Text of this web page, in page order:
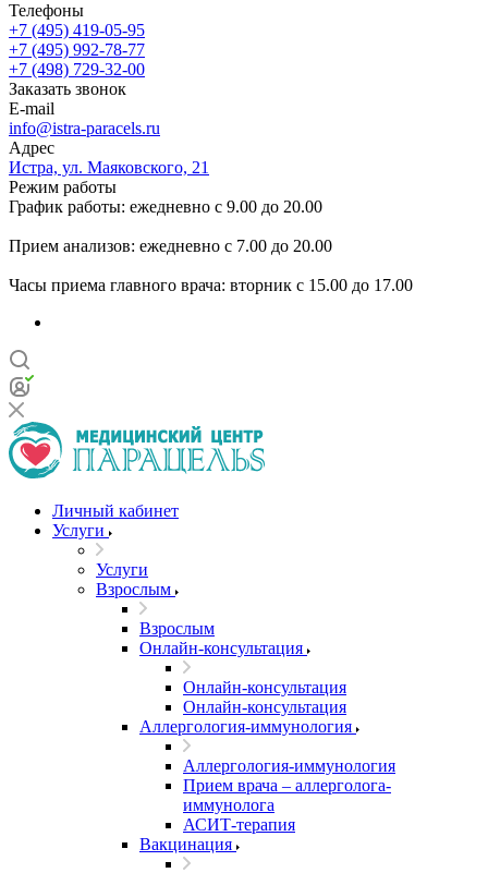
Телефоны
+7 (495) 419-05-95
+7 (495) 992-78-77
+7 (498) 729-32-00
Заказать звонок
E-mail
info@istra-paracels.ru
Адрес
Истра, ул. Маяковского, 21
Режим работы
График работы: ежедневно с 9.00 до 20.00
Прием анализов: ежедневно с 7.00 до 20.00
Часы приема главного врача: вторник с 15.00 до 17.00
Личный кабинет
Услуги
Услуги
Взрослым
Взрослым
Онлайн-консультация
Онлайн-консультация
Онлайн-консультация
Аллергология-иммунология
Аллергология-иммунология
Прием врача – аллерголога-
иммунолога
АСИТ-терапия
Вакцинация